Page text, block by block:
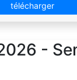
télécharger
-